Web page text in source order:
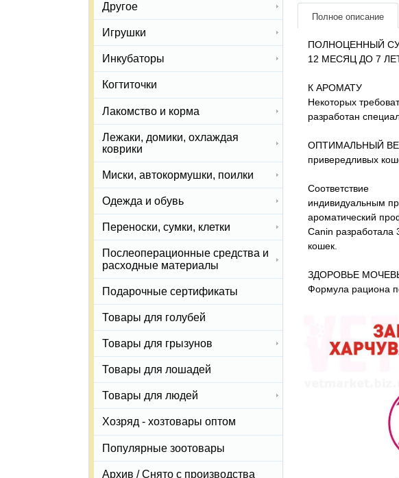
Полное описание
ПОЛНОЦЕННЫЙ
12 МЕСЯЦ ДО 7 ЛЕТ
К АРОМАТУ
Некоторых
разработан
ОПТИМАЛЬНЫЙ ВЕС
привередливых
Соответствие
индивидуальным
ароматический
Canin разработала
кошек.
ЗДОРОВЬЕ
Формула рациона
Другое
Игрушки
Инкубаторы
Когтиточки
Лакомство и корма
Лежаки, домики, охлаждая
коврики
Миски, автокормушки, поилки
Одежда и обувь
Переноски, сумки, клетки
Послеоперационные средства и
расходные материалы
Подарочные сертификаты
Товары для голубей
Товары для грызунов
Товары для лошадей
Товары для людей
Хозряд - хозтовары оптом
Популярные зоотовары
Архив / Снято с производства